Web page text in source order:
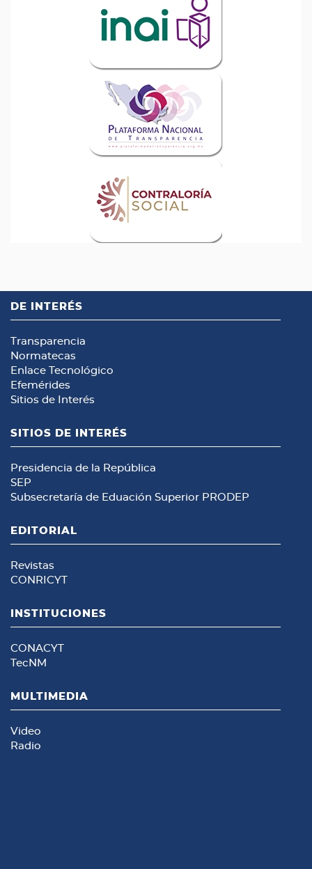
DE INTERÉS
Transparencia
Normatecas
Enlace Tecnológico
Efemérides
Sitios de Interés
SITIOS DE INTERÉS
Presidencia de la República
SEP
Subsecretaría de Eduación Superior PRODEP
EDITORIAL
Revistas
CONRICYT
INSTITUCIONES
CONACYT
TecNM
MULTIMEDIA
Video
Radio